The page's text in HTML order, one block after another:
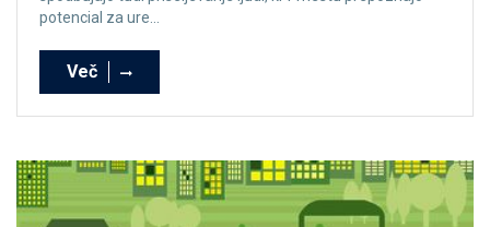
potencial za ure...
Več